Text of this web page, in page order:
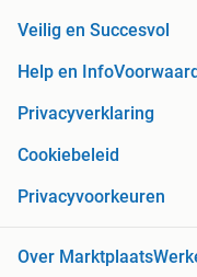
Veilig en Succesvol
Help en Info
Privacyverklaring
Cookiebeleid
Privacyvoorkeuren
Over Marktplaats